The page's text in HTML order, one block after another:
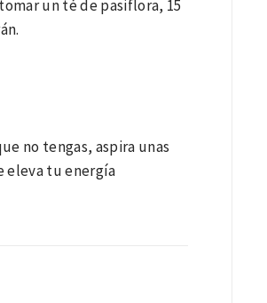
un té de pasiflora, 15
no tengas, aspira unas
eleva tu energía